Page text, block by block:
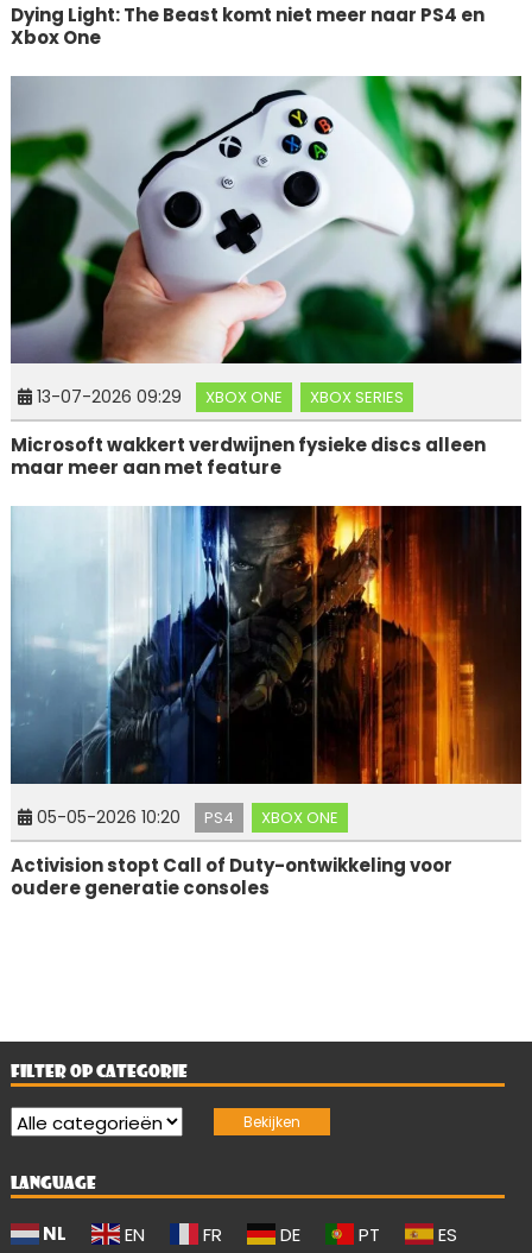
Dying Light: The Beast komt niet meer naar PS4 en
Xbox One
13-07-2026 09:29 XBOX ONE XBOX SERIES
Microsoft wakkert verdwijnen fysieke discs alleen
maar meer aan met feature
05-05-2026 10:20 PS4 XBOX ONE
Activision stopt Call of Duty-ontwikkeling voor
oudere generatie consoles
FILTER OP CATEGORIE
LANGUAGE
NL EN FR DE PT ES